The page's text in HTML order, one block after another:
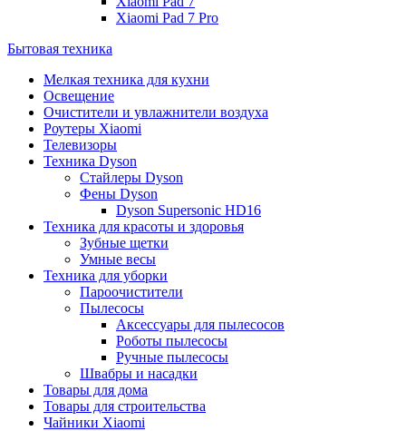
Xiaomi Pad 7 Pro
Бытовая техника
Мелкая техника для кухни
Освещение
Очистители и увлажнители воздуха
Роутеры Xiaomi
Телевизоры
Техника Dyson
Стайлеры Dyson
Фены Dyson
Dyson Supersonic HD16
Техника для красоты и здоровья
Зубные щетки
Умные весы
Техника для уборки
Пароочистители
Пылесосы
Аксессуары для пылесосов
Роботы пылесосы
Ручные пылесосы
Швабры и насадки
Товары для дома
Товары для строительства
Чайники Xiaomi